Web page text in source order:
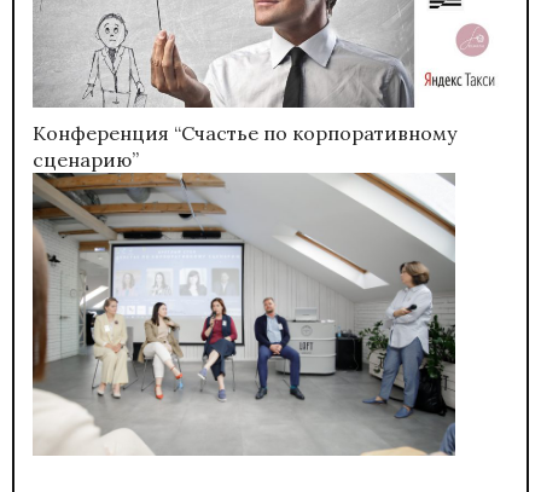
Конференция “Счастье по корпоративному
сценарию”